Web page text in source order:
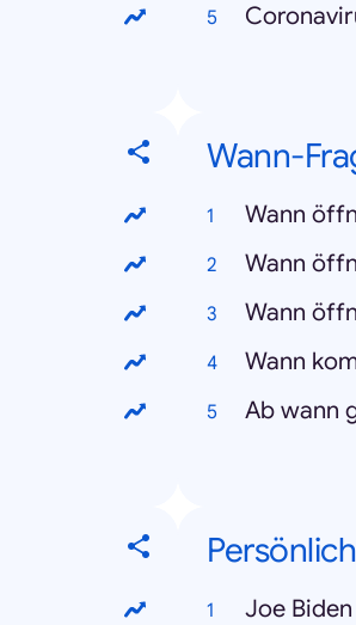
Wann-
Wann
Wann
Wann
Wann
Ab wann
Joe Biden